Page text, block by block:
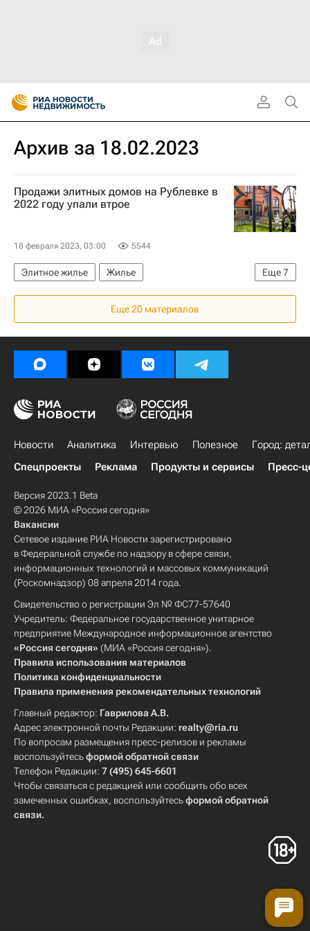
Архив за 18.02.2023
Продажи элитных домов на Рублевке в
2022 году упали втрое
18 февраля 2023, 03:00 5544
Еще7
Элитное жилье
Жилье
Московская область (Подмосковье)
Москва
Федеральная служба государственной регистрации, кадастра и картографии (Росреестр)
Загородная недвижимость
Еще 20 материалов
Новости Аналитика Интервью Полезное
Город:
Спецпроекты
Реклама Продукты и сервисы Пресс-
Версия 2023.1 Beta
© 2026 МИА «Россия сегодня»
Вакансии
Сетевое издание РИА Новости зарегистрировано
в Федеральной службе по надзору в сфере связи,
информационных технологий и массовых коммуникаций
(Роскомнадзор) 08 апреля 2014 года.
Свидетельство о регистрации Эл № ФС77-57640
Учредитель: Федеральное государственное унитарное
предприятие Международное информационное агентство
«Россия сегодня» (МИА «Россия сегодня»).
Правила использования материалов
Политика конфиденциальности
Правила применения рекомендательных технологий
Главный редактор: Гаврилова А.В.
Адрес электронной почты Редакции: realty@ria.ru
По вопросам размещения пресс-релизов и рекламы
воспользуйтесьформой обратной связи
Телефон Редакции: 7 (495) 645-6601
Чтобы связаться с редакцией или сообщить обо всех
замеченных ошибках, воспользуйтесьформой обратной
связи.